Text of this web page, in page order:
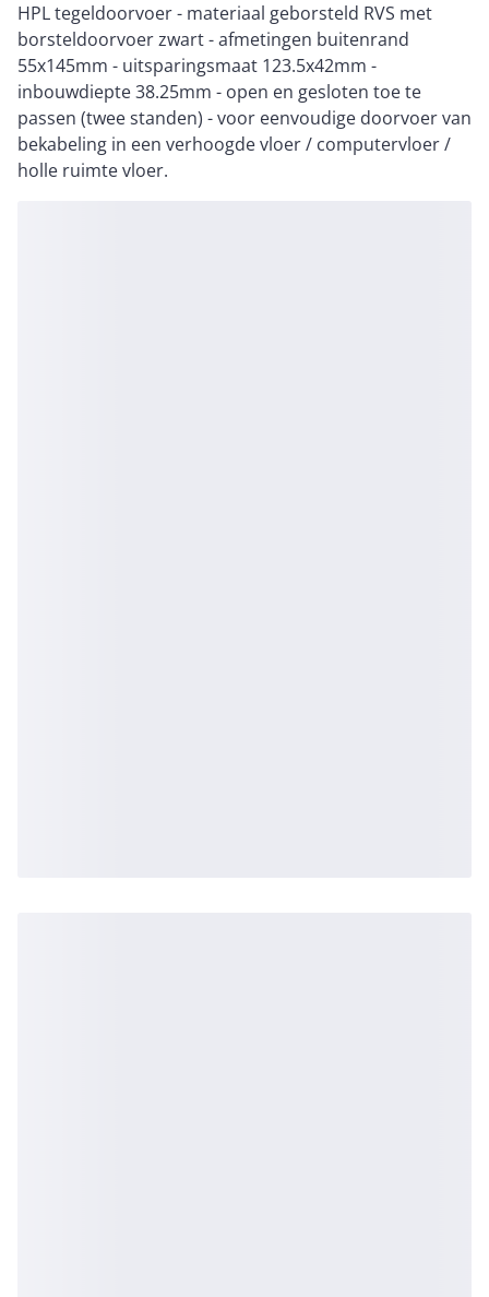
HPL tegeldoorvoer - materiaal geborsteld RVS met
borsteldoorvoer zwart - afmetingen buitenrand
55x145mm - uitsparingsmaat 123.5x42mm -
inbouwdiepte 38.25mm - open en gesloten toe te
passen (twee standen) - voor eenvoudige doorvoer van
bekabeling in een verhoogde vloer / computervloer /
holle ruimte vloer.